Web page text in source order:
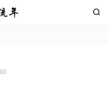

0)